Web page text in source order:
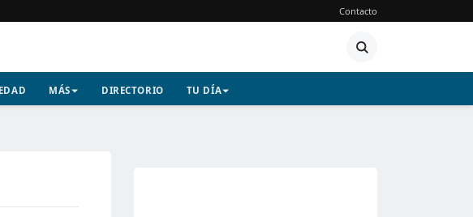
Contacto
MÁS DIRECTORIO TU DÍA